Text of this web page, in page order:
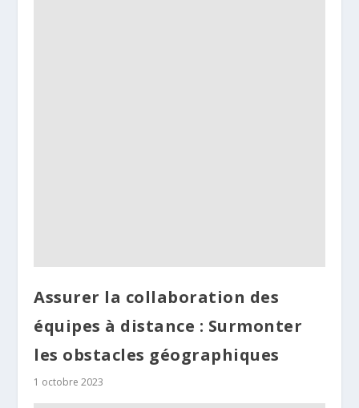
Assurer la collaboration des
équipes à distance : Surmonter
les obstacles géographiques
1 octobre 2023